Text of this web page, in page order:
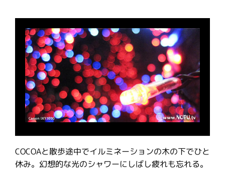
COCOAと散歩途中でイルミネーションの木の下でひと
休み。幻想的な光のシャワーにしばし疲れも忘れる。